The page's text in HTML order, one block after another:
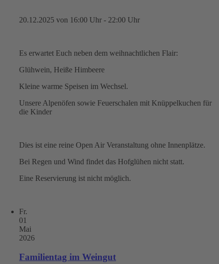
20.12.2025 von 16:00 Uhr - 22:00 Uhr
Es erwartet Euch neben dem weihnachtlichen Flair:
Glühwein, Heiße Himbeere
Kleine warme Speisen im Wechsel.
Unsere Alpenöfen sowie Feuerschalen mit Knüppelkuchen für
die Kinder
Dies ist eine reine Open Air Veranstaltung ohne Innenplätze.
Bei Regen und Wind findet das Hofglühen nicht statt.
Eine Reservierung ist nicht möglich.
Fr.
01
Mai
2026
Familientag im Weingut